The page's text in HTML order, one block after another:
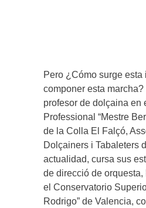
Pero ¿Cómo surge esta
componer esta
profesor de dolçaina en
Professional “Mestre
de la Colla El Falçó,
Dolçainers i Tabaleters
actualidad, cursa sus
de direcció de orquesta,
el Conservatorio
Rodrigo” de Valencia,